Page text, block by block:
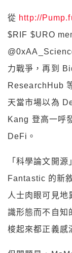
從 http://
$RIF $URO
力戰爭，再到
ResearchHub
天當市場以為
Kang 登高一呼
DeFi。
「科學論文開
Fantastic 的新
人士肉眼可見地
識形態而不自知
梭起來都正義感